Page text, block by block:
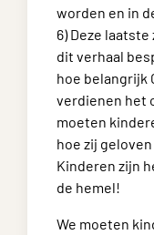
worden en in
6) Deze
dit verhaal
hoe belangrijk
verdienen het
moeten
hoe zij
Kinderen zijn
de hemel!
We moeten